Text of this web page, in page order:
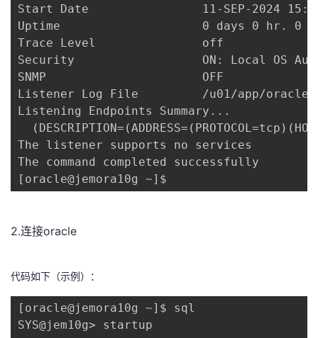
Start Date                11-SEP-2024
Uptime                    0 days 0 hr. 0
Trace Level               off
Security                  ON: Local OS
SNMP                      OFF
Listener Log File         /u01/app/
Listening Endpoints Summary...
The listener supports no services
The command completed successfully
[oracle@jemora10g ~]$
2.连接oracle
代码如下（示例）：
[oracle@jemora10g ~]$ sql
SYS@jem10g> startup